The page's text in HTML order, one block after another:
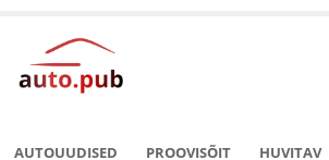
AUTOUUDISED PROOVISÕIT HUVITAV